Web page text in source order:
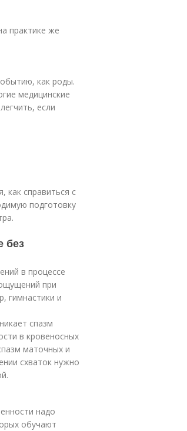
практике же
как роды.
медицинские
если
как справиться с
подготовку
без
в процессе
при
гимнастики и
спазм
в кровеносных
маточных и
схваток нужно
надо
обучают